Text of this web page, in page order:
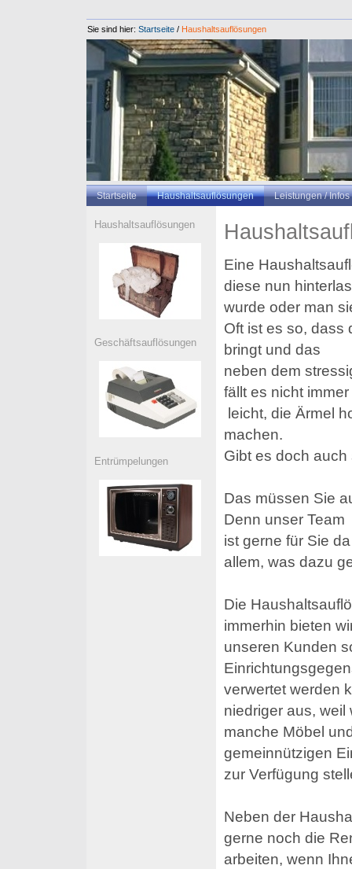
Sie sind hier: Startseite / Haushaltsauflösungen
Startseite Haushaltsauflösungen Leistungen / Infos
Haushaltsauflösungen
Geschäftsauflösungen
Entrümpelungen
Eine
diese nun
wurde oder man
Oft ist es so, dass
bringt und das
neben dem
fällt es nicht immer
leicht, die Ärmel
machen.
Gibt es doch
Das müssen Sie
Denn unser Team
ist gerne für Sie
allem, was dazu
Die
immerhin bieten
unseren Kunden
verwertet werden
niedriger aus, weil
manche Möbel
gemeinnützigen
zur Verfügung
Neben der
gerne noch die
arbeiten, wenn